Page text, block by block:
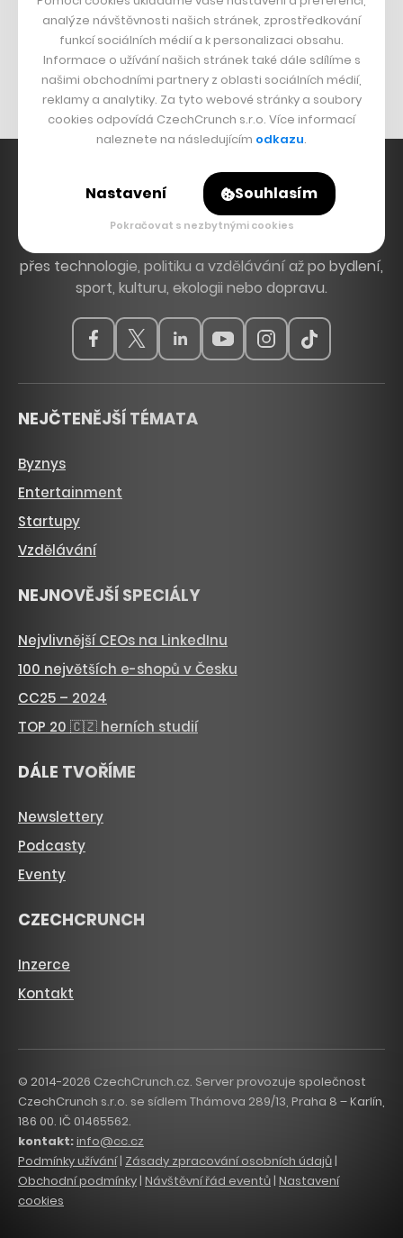
Bomma není tichá
Originální hodinky
Nábytek z betonu
Hlavní zdroj inspirace. Věnujeme se tématům, která
přes technologie, politiku a vzdělávání až po bydlení,
sport, kulturu, ekologii nebo dopravu.
NEJČTENĚJŠÍ TÉMATA
Byznys
Entertainment
Startupy
Vzdělávání
NEJNOVĚJŠÍ SPECIÁLY
Nejvlivnější CEOs na LinkedInu
100 největších e-shopů v Česku
CC25 – 2024
TOP 20 🇨🇿 herních studií
DÁLE TVOŘÍME
Newslettery
Podcasty
Eventy
CZECHCRUNCH
Inzerce
Kontakt
© 2014-2026 CzechCrunch.cz. Server provozuje společnost
CzechCrunch s.r.o. se sídlem Thámova 289/13, Praha 8 – Karlín,
186 00. IČ 01465562.
kontakt:info@cc.cz
Podmínky užívání| Zásady zpracování osobních údajů |
Obchodní podmínky | Návštěvní řád eventů | Nastavení
cookies
analýze návštěvnosti našich stránek, zprostředkování
funkcí sociálních médií a k personalizaci obsahu.
Informace o užívání našich stránek také dále sdílíme s
našimi obchodními partnery z oblasti sociálních médií,
reklamy a analytiky. Za tyto webové stránky a soubory
cookies odpovídá CzechCrunch s.r.o. Více informací
naleznete na následujícím odkazu.
Nastavení Souhlasím
Pokračovat s nezbytnými cookies